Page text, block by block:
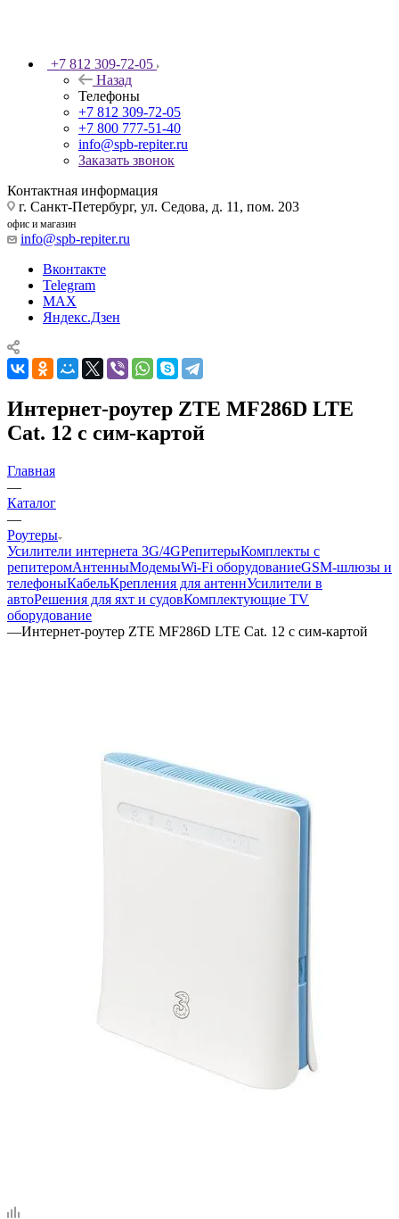
+7 812 309-72-05
Назад
Телефоны
+7 812 309-72-05
+7 800 777-51-40
info@spb-repiter.ru
Заказать звонок
Контактная информация
г. Санкт-Петербург, ул. Седова, д. 11, пом. 203
офис и магазин
info@spb-repiter.ru
Вконтакте
Telegram
MAX
Яндекс.Дзен
Интернет‑роутер ZTE MF286D LTE
Cat. 12 с сим-картой
Главная
—
Каталог
—
Роутеры
Усилители интернета 3G/4GРепитерыКомплекты с
репитеромАнтенныМодемыWi-Fi оборудованиеGSM-шлюзы и
телефоныКабельКрепления для антеннУсилители в
автоРешения для яхт и судовКомплектующие TV
оборудование
—Интернет‑роутер ZTE MF286D LTE Cat. 12 с сим-картой